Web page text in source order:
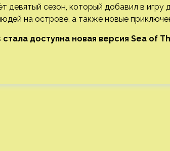
девятый сезон, который добавил в игру
на острове, а также новые
стала доступна новая версия Sea of